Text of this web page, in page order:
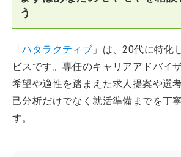
う
「ハタラクティブ 」は、20代に特化
ビスです。専任のキャリアアドバイ
希望や適性を踏まえた求人提案や選
己分析だけでなく就活準備までを丁
す。